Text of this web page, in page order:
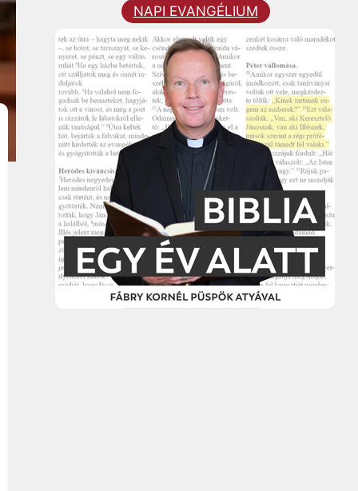
NAPI EVANGÉLIUM